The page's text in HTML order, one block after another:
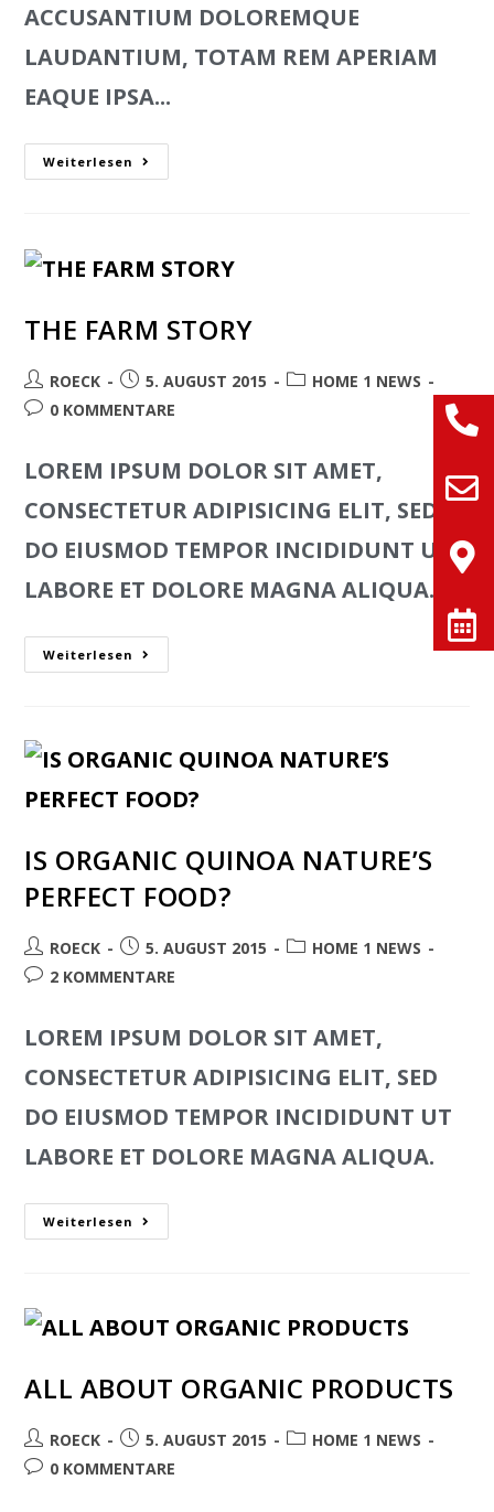
ACCUSANTIUM DOLOREMQUE
LAUDANTIUM, TOTAM REM APERIAM
EAQUE IPSA...
Weiterlesen
THE FARM STORY
ROECK 5. AUGUST 2015
HOME 1 NEWS
0 KOMMENTARE
LOREM IPSUM DOLOR SIT AMET,
CONSECTETUR ADIPISICING ELIT, SED
DO EIUSMOD TEMPOR INCIDIDUNT UT
LABORE ET DOLORE MAGNA ALIQUA.
Weiterlesen
IS ORGANIC QUINOA NATURE’S
PERFECT FOOD?
ROECK 5. AUGUST 2015
HOME 1 NEWS
2 KOMMENTARE
LOREM IPSUM DOLOR SIT AMET,
CONSECTETUR ADIPISICING ELIT, SED
DO EIUSMOD TEMPOR INCIDIDUNT UT
LABORE ET DOLORE MAGNA ALIQUA.
Weiterlesen
ALL ABOUT ORGANIC PRODUCTS
ROECK 5. AUGUST 2015
HOME 1 NEWS
0 KOMMENTARE